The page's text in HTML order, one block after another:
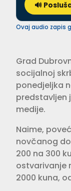
🔊
Ovaj audio zapis
Grad
socijalnoj
ponedjeljka
predstavljen
medije.
Naime,
novčanog
200 na 300
ostvarivanje
2000 kuna,